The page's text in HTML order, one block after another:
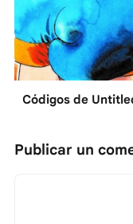
Códigos de
Publicar un